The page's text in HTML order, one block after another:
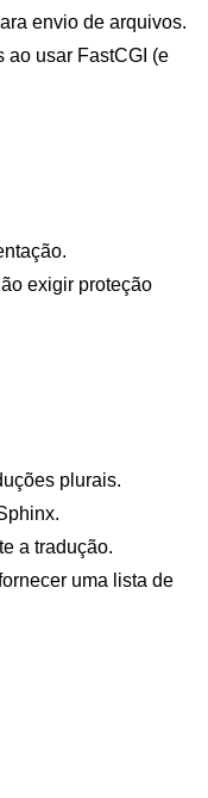
envio de arquivos.
ao usar FastCGI (e
exigir proteção
plurais.
a tradução.
uma lista de